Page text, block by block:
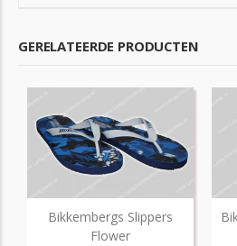
GERELATEERDE PRODUCTEN
Bikkembergs Slippers
Flower